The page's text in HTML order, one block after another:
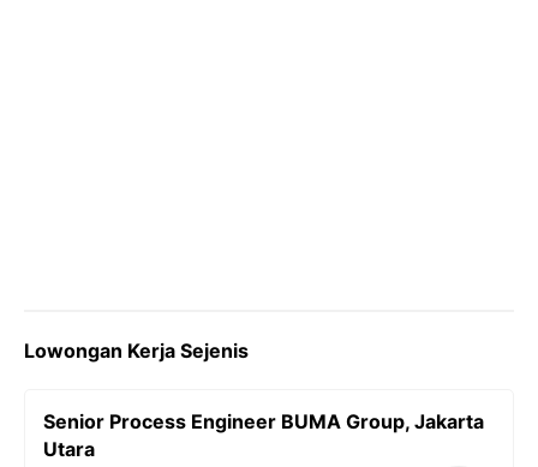
Lowongan Kerja Sejenis
Senior Process Engineer BUMA Group, Jakarta
Utara